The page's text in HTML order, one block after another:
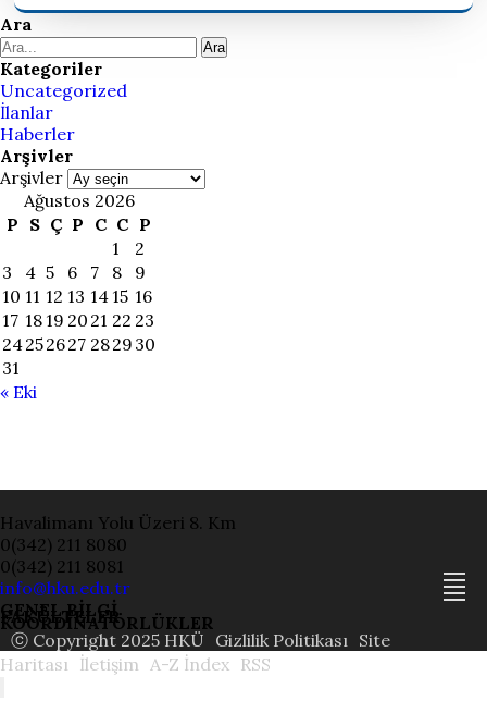
Ara
Ara
Kategoriler
Uncategorized
İlanlar
Haberler
Arşivler
Arşivler
Ağustos 2026
P S Ç P C C P
1
2
3
4 5 6 7 8
9
10 11 12 13 14 15 16
17 18 19 20 21 22 23
24252627 2829 30
31
« Eki
Havalimanı Yolu Üzeri 8. Km
0(342) 211 8080
0(342) 211 8081
info@hku.edu.tr
GENEL BİLGİ
FAKÜLTELER
KOORDİNATÖRLÜKLER
ⓒ Copyright 2025 HKÜ Gizlilik Politikası Site
Haritası İletişim A-Z İndex RSS